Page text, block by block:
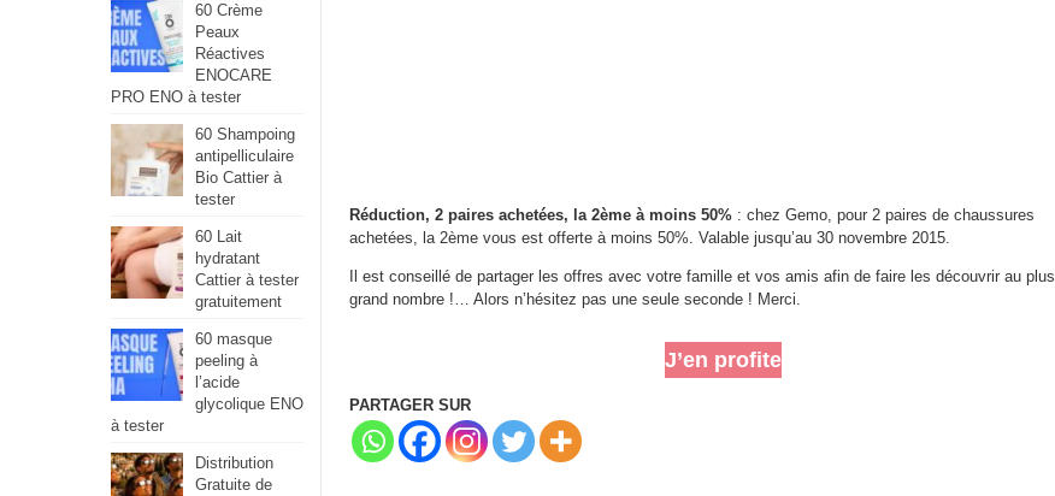
Réduction, 2 paires achetées, la 2ème à moins 50% : chez Gemo, pour 2 paires de chaussures
achetées, la 2ème vous est offerte à moins 50%. Valable jusqu’au 30 novembre 2015.
Il est conseillé de partager les offres avec votre famille et vos amis afin de faire les découvrir au plus
grand nombre !… Alors n’hésitez pas une seule seconde ! Merci.
J’en profite
PARTAGER SUR
60 Crème
Peaux
Réactives
ENOCARE
PRO ENO à tester
60 Shampoing
antipelliculaire
Bio Cattier à
tester
60 Lait
hydratant
Cattier à tester
gratuitement
60 masque
peeling à
l’acide
glycolique ENO
à tester
Distribution
Gratuite de